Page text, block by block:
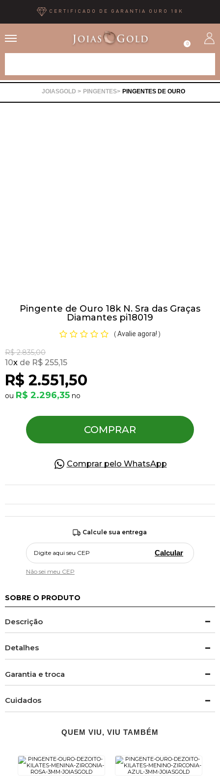
CERTIFICADO DE GARANTIA OURO 18K
0
PINGENTES PINGENTES DE OURO
Pingente de Ouro 18k N. Sra das Graças
Diamantes pi18019
( Avalie agora! )
R$ 2.835,00
R$ 2.551,50
10x R$ 255,15
R$ 2.296,35
COMPRAR
Comprar pelo WhatsApp
Calcule sua entrega
Calcular
Não sei meu CEP
SOBRE O PRODUTO
Descrição
Detalhes
Garantia e troca
Cuidados
QUEM VIU, VIU TAMBÉM
Pedras Preciosas
OFERTAS